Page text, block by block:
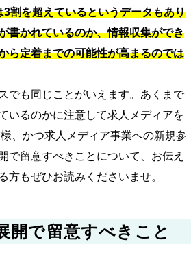
割を超えているというデータもあり
書かれているのか、情報収集ができ
ら定着までの可能性が高まるのでは
でも同じことがいえます。あくまで
いるのかに注意して求人メディアを
、かつ求人メディア事業への新規参
で留意すべきことについて、お伝え
方もぜひお読みくださいませ。
開で留意すべきこと